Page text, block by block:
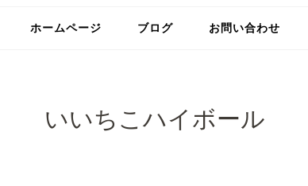
ホームページ ブログ お問い合わせ
いいちこハイボール